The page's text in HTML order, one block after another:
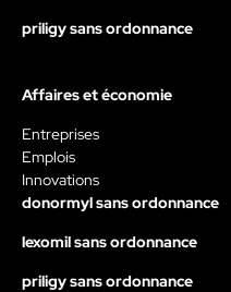
priligy sans ordonnance
Affaires et économie
Entreprises
Emplois
Innovations
donormyl sans ordonnance
lexomil sans ordonnance
priligy sans ordonnance